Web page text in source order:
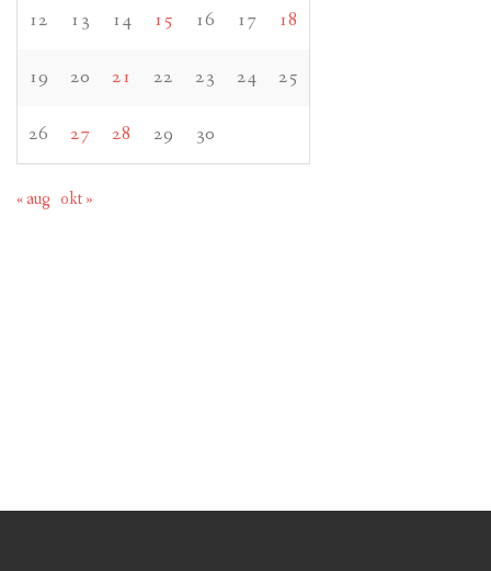
12 13 14 15 16 17 18
19 20 21 22 23 24 25
26 27 28 29 30
« aug okt »